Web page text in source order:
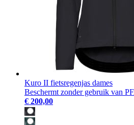
Kuro II fietsregenjas dames
Beschermt zonder gebruik van
€ 200,00